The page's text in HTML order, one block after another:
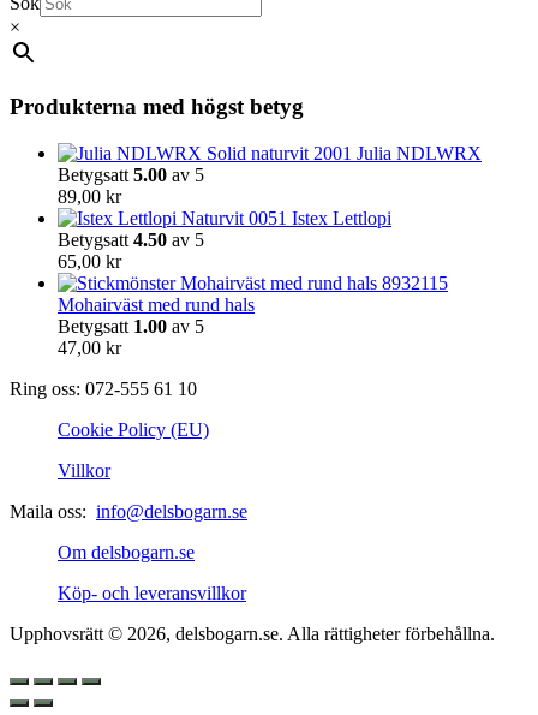
produktsidan
×
Produkterna med högst betyg
Julia NDLWRX
Betygsatt 5.00 av 5
89,00 kr
Istex Lettlopi
Betygsatt 4.50 av 5
65,00 kr
Mohairväst med rund hals
Betygsatt 1.00 av 5
47,00 kr
Ring oss: 072-555 61 10
Cookie Policy (EU)
Villkor
Maila oss: info@delsbogarn.se
Om delsbogarn.se
Köp- och leveransvillkor
Upphovsrätt © 2026, delsbogarn.se. Alla rättigheter förbehållna.